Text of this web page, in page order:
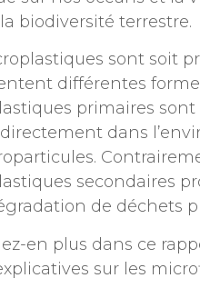
biodiversité terrestre.
sont soit
différentes
primaires
dans
secondaires
de déchets
en plus dans ce
sur les